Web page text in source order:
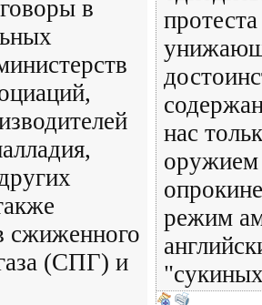
в
сжиженного
(СПГ) и
нас
оружием
режим